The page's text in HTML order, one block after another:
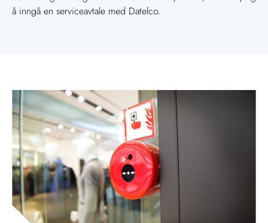
å inngå en serviceavtale med Datelco.